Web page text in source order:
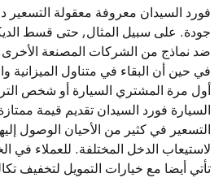
فورد السيدان معروفة معقولة
جودة. على سبيل المثال, حتى قسط
ضد نماذج من الشركات المصنعة
في حين أن البقاء في متناول الميزانية
أول مرة المشتري السيارة أو شخص
السيارة فورد السيدان تقديم قيمة
التسعير في كثير من الأحيان الوصول
لاستيعاب الدخل المختلفة. للعملاء في
تأتي أيضا مع خيارات التمويل لتخفيف